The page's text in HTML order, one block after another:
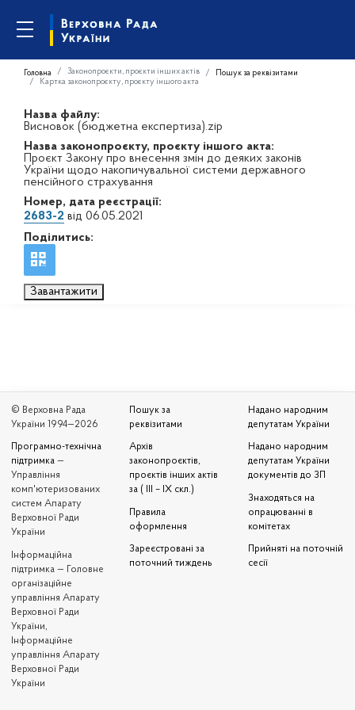
Головна Законопроєкти, проєкти інших актів
Пошук за реквізитами
Картка законопроєкту, проєкту іншого акта
Назва файлу:
Висновок (бюджетна експертиза).zip
Назва законопроєкту, проєкту іншого акта:
Проєкт Закону про внесення змін до деяких законів
України щодо накопичувальної системи державного
пенсійного страхування
Номер, дата реєстрації:
2683-2 від 06.05.2021
Поділитись:
Завантажити
© Верховна Рада
України 1994—2026
Програмно-технічна
підтримка —
Управління
комп'ютеризованих
систем Апарату
Верховної Ради
України
Iнформаційна
підтримка — Головне
організаційне
управління Апарату
Верховної Ради
України,
Інформаційне
управління Апарату
Верховної Ради
України
Пошук за
реквізитами
Архів
законопроєктів,
проєктів інших актів
за ( III – IX скл.)
Правила
оформлення
Зареєстровані за
поточний тиждень
Надано народним
депутатам України
Надано народним
депутатам України
документів до ЗП
Знаходяться на
опрацюванні в
комітетах
Прийняті на поточній
сесії